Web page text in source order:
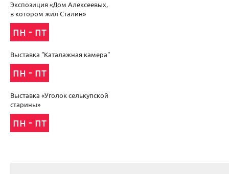
Экспозиция «Дом Алексеевых,
в котором жил Сталин»
пн - пт
Выставка "Каталажная камера"
пн - пт
Выставка «Уголок селькупской
старины»
пн - пт